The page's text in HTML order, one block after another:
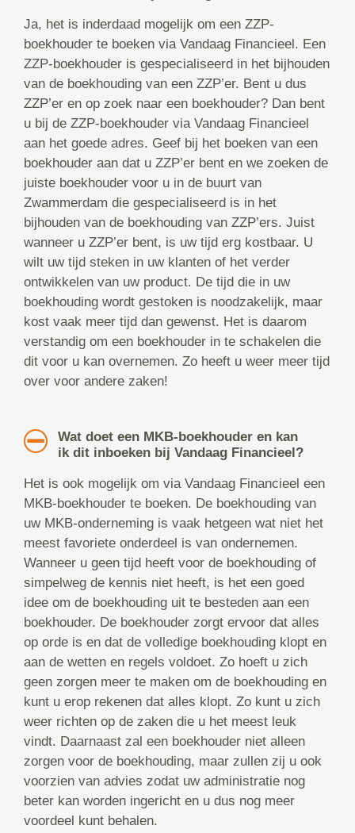
Ja, het is inderdaad mogelijk om een ZZP-
boekhouder te boeken via Vandaag Financieel. Een
ZZP-boekhouder is gespecialiseerd in het bijhouden
van de boekhouding van een ZZP’er. Bent u dus
ZZP’er en op zoek naar een boekhouder? Dan bent
u bij de ZZP-boekhouder via Vandaag Financieel
aan het goede adres. Geef bij het boeken van een
boekhouder aan dat u ZZP’er bent en we zoeken de
juiste boekhouder voor u in de buurt van
Zwammerdam die gespecialiseerd is in het
bijhouden van de boekhouding van ZZP’ers. Juist
wanneer u ZZP’er bent, is uw tijd erg kostbaar. U
wilt uw tijd steken in uw klanten of het verder
ontwikkelen van uw product. De tijd die in uw
boekhouding wordt gestoken is noodzakelijk, maar
kost vaak meer tijd dan gewenst. Het is daarom
verstandig om een boekhouder in te schakelen die
dit voor u kan overnemen. Zo heeft u weer meer tijd
over voor andere zaken!
Wat doet een MKB-boekhouder en kan
ik dit inboeken bij Vandaag Financieel?
Het is ook mogelijk om via Vandaag Financieel een
MKB-boekhouder te boeken. De boekhouding van
uw MKB-onderneming is vaak hetgeen wat niet het
meest favoriete onderdeel is van ondernemen.
Wanneer u geen tijd heeft voor de boekhouding of
simpelweg de kennis niet heeft, is het een goed
idee om de boekhouding uit te besteden aan een
boekhouder. De boekhouder zorgt ervoor dat alles
op orde is en dat de volledige boekhouding klopt en
aan de wetten en regels voldoet. Zo hoeft u zich
geen zorgen meer te maken om de boekhouding en
kunt u erop rekenen dat alles klopt. Zo kunt u zich
weer richten op de zaken die u het meest leuk
vindt. Daarnaast zal een boekhouder niet alleen
zorgen voor de boekhouding, maar zullen zij u ook
voorzien van advies zodat uw administratie nog
beter kan worden ingericht en u dus nog meer
voordeel kunt behalen.